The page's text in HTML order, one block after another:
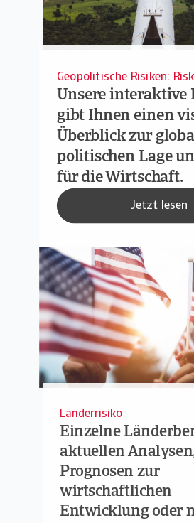
Geopolitische Risiken:
Unsere interaktive
gibt Ihnen einen
Überblick zur
politischen Lage
für die Wirtschaft.
Jetzt lesen
Länderrisiko
Einzelne
aktuellen
Prognosen zur
wirtschaftlichen
Entwicklung oder